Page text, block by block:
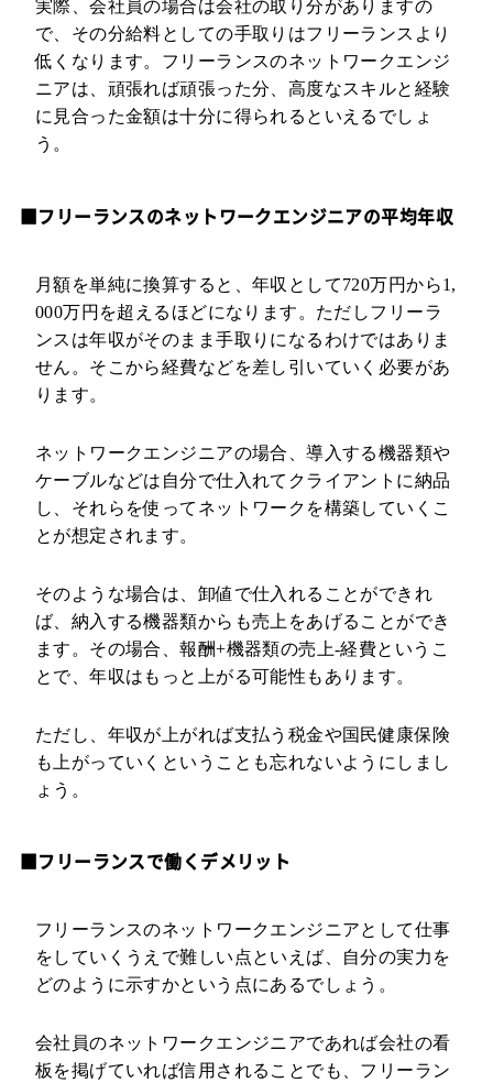
実際、会社員の場合は会社の取り分がありますの
で、その分給料としての手取りはフリーランスより
低くなります。フリーランスのネットワークエンジ
ニアは、頑張れば頑張った分、高度なスキルと経験
に見合った金額は十分に得られるといえるでしょ
う。
■フリーランスのネットワークエンジニアの平均年収
月額を単純に換算すると、年収として720万円から1,
000万円を超えるほどになります。ただしフリーラ
ンスは年収がそのまま手取りになるわけではありま
せん。そこから経費などを差し引いていく必要があ
ります。
ネットワークエンジニアの場合、導入する機器類や
ケーブルなどは自分で仕入れてクライアントに納品
し、それらを使ってネットワークを構築していくこ
とが想定されます。
そのような場合は、卸値で仕入れることができれ
ば、納入する機器類からも売上をあげることができ
ます。その場合、報酬+機器類の売上-経費というこ
とで、年収はもっと上がる可能性もあります。
ただし、年収が上がれば支払う税金や国民健康保険
も上がっていくということも忘れないようにしまし
ょう。
■フリーランスで働くデメリット
フリーランスのネットワークエンジニアとして仕事
をしていくうえで難しい点といえば、自分の実力を
どのように示すかという点にあるでしょう。
会社員のネットワークエンジニアであれば会社の看
板を掲げていれば信用されることでも、フリーラン